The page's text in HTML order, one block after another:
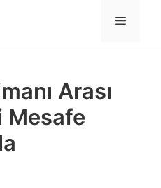
MENÜ
Arası
Mesafe